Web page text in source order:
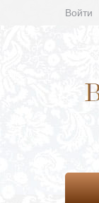
Войти